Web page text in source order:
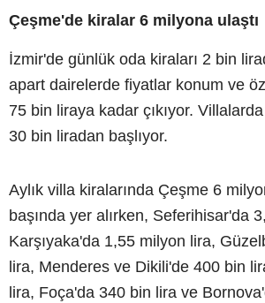
Çeşme'de kiralar 6 milyona ulaştı
İzmir'de günlük oda kiraları 2 bin
apart dairelerde fiyatlar konum ve
75 bin liraya kadar çıkıyor.
30 bin liradan başlıyor.
Aylık villa kiralarında Çeşme 6
başında yer alırken, Seferihisar'da
Karşıyaka'da 1,55 milyon lira,
lira, Menderes ve Dikili'de 400 bin
lira, Foça'da 340 bin lira ve